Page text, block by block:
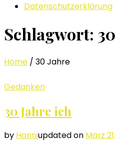
Datenschutzerklärung
Schlagwort:
Home / 30 Jahre
Gedanken
30 Jahre ich
by Hanniupdated on März